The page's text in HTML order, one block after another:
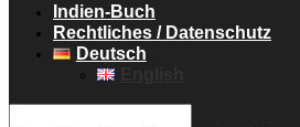
Indien-Buch
Rechtliches / Datenschutz
Deutsch